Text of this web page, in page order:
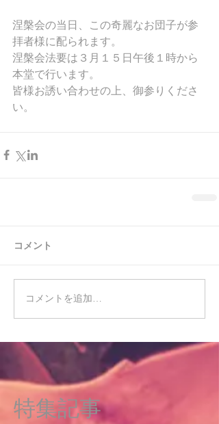
涅槃会の当日、この奇麗なお団子が参
拝者様に配られます。
涅槃会法要は３月１５日午後１時から
本堂で行います。
皆様お誘い合わせの上、御参りくださ
い。
コメント
コメントを追加…
特集記事